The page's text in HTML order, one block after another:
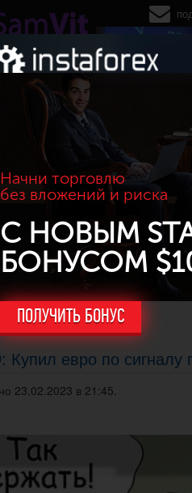
Начни торговлю
без вложений и риска
С НОВЫМ
БОНУСОМ
ПОЛУЧИТЬ БОНУС
Купил евро по сигналу
23.02.2023 в 21:45.